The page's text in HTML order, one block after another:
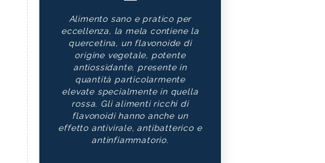
Alimento sano e pratico per
eccellenza, la mela contiene la
quercetina, un flavonoide di
origine vegetale, potente
antiossidante, presente in
quantità particolarmente
elevate specialmente in quella
rossa. Gli alimenti ricchi di
flavonoidi hanno anche un
effetto antivirale, antibatterico e
antinfiammatorio.